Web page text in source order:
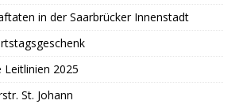
in der Saarbrücker Innenstadt
2025
St. Johann